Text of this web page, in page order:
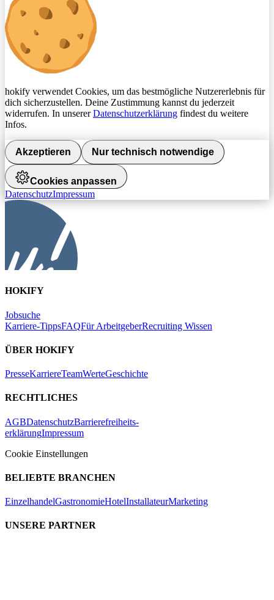
hokify verwendet Cookies, um das bestmögliche Nutzererlebnis für
dich sicherzustellen. Deine Zustimmung kannst du jederzeit
widerrufen. In unsererDatenschutzerklärung findest du weitere
Infos.
Akzeptieren Nur technisch notwendige
Cookies anpassen
DatenschutzImpressum
HOKIFY
Jobsuche
Karriere-TippsFAQFür ArbeitgeberRecruiting Wissen
ÜBER HOKIFY
PresseKarriereTeamWerteGeschichte
RECHTLICHES
AGBDatenschutzBarrierefreiheits-
erklärungImpressum
Cookie Einstellungen
BELIEBTE BRANCHEN
EinzelhandelGastronomieHotelInstallateurMarketing
UNSERE PARTNER